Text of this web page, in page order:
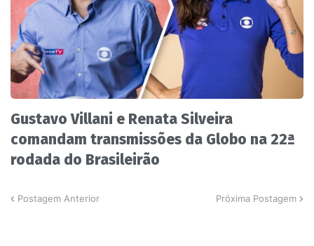
Gustavo Villani e Renata Silveira
comandam transmissões da Globo na 22ª
rodada do Brasileirão
Postagem Anterior Próxima Postagem